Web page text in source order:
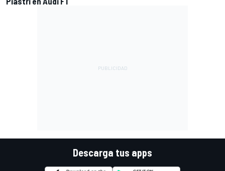
Descarga tus apps